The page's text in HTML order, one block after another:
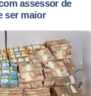
assessor de
ser maior